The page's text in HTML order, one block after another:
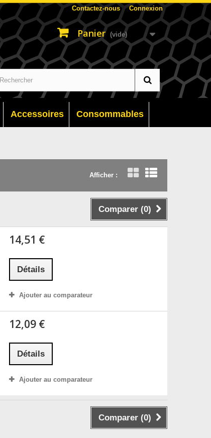
Connexion
Contactez-nous
Panier (vide)
Accessoires Consommables
Afficher :
Comparer (0)
14,51 €
Détails
Ajouter au comparateur
12,09 €
Détails
Ajouter au comparateur
Comparer (0)